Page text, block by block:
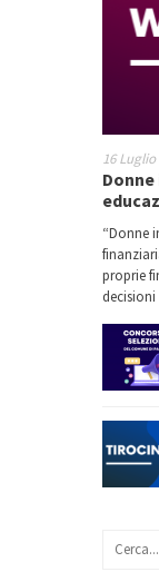
16 Luglio
“Donne
proprie